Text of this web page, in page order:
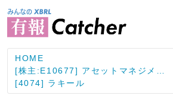
HOME
[株主:E10677] アセットマネジメ…
[4074] ラキール